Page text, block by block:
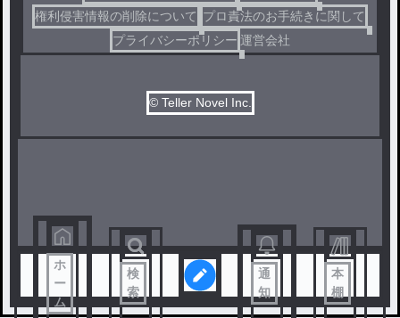
権利侵害情報の削除について プロ責法のお手続きに関して
プライバシーポリシー 運営会社
© Teller Novel Inc.
ホ
ー
ム
検
索
通
知
本
棚